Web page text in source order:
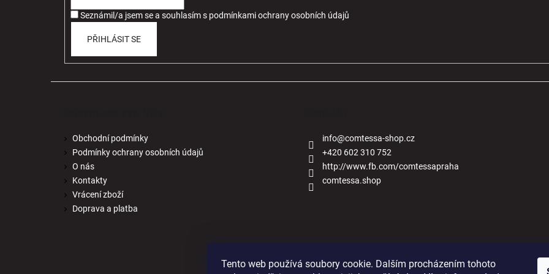
Tento web používá soubory cookie. Dalším procházením tohoto
Seznámil/a jsem se a souhlasíms podmínkami ochrany osobních údajů
PŘIHLÁSIT SE
Obchodní podmínky
Podmínky ochrany osobních údajů
O nás
Kontakty
Vrácení zboží
Doprava a platba
info@comtessa-shop.cz
+420 602 310 752
http://www.fb.com/comtessapraha
comtessa.shop
Naše obchody